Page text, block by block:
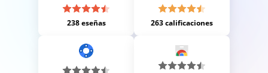
238 eseñas 263 calificaciones